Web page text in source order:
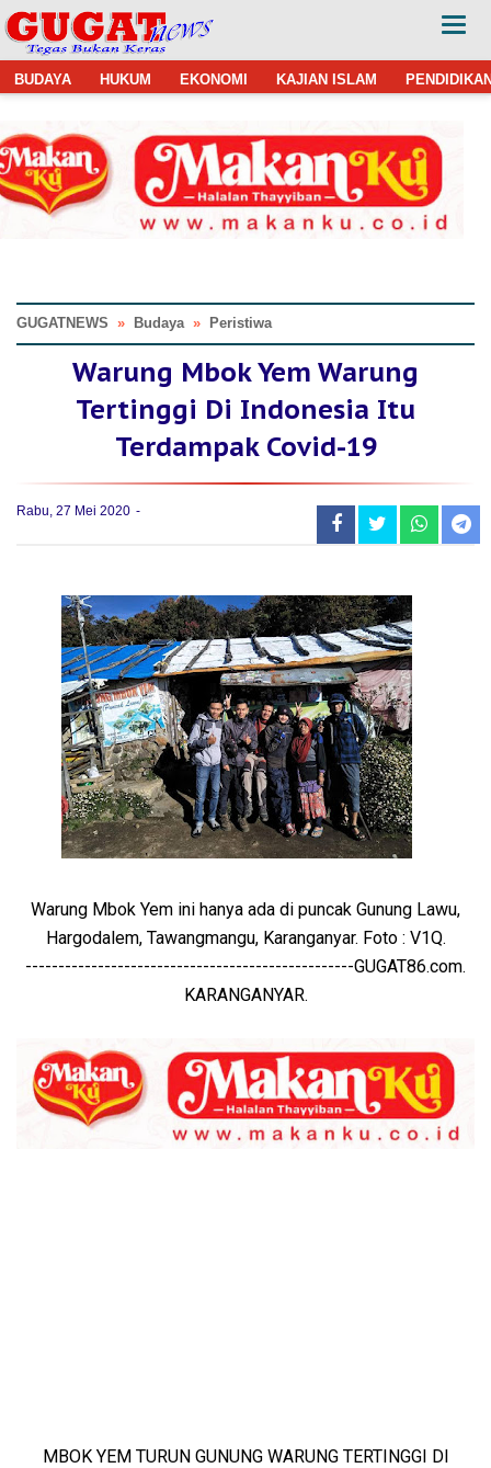
BUDAYA HUKUM EKONOMI KAJIAN ISLAM
GUGATNEWS » Budaya » Peristiwa
Warung Mbok Yem Warung
Tertinggi Di Indonesia Itu
Terdampak Covid-19
Rabu, 27 Mei 2020
Warung Mbok Yem ini hanya ada di puncak Gunung Lawu,
Hargodalem, Tawangmangu, Karanganyar. Foto : V1Q.
--------------------------------------------------GUGAT86.com.
KARANGANYAR.
MBOK YEM TURUN GUNUNG WARUNG TERTINGGI DI